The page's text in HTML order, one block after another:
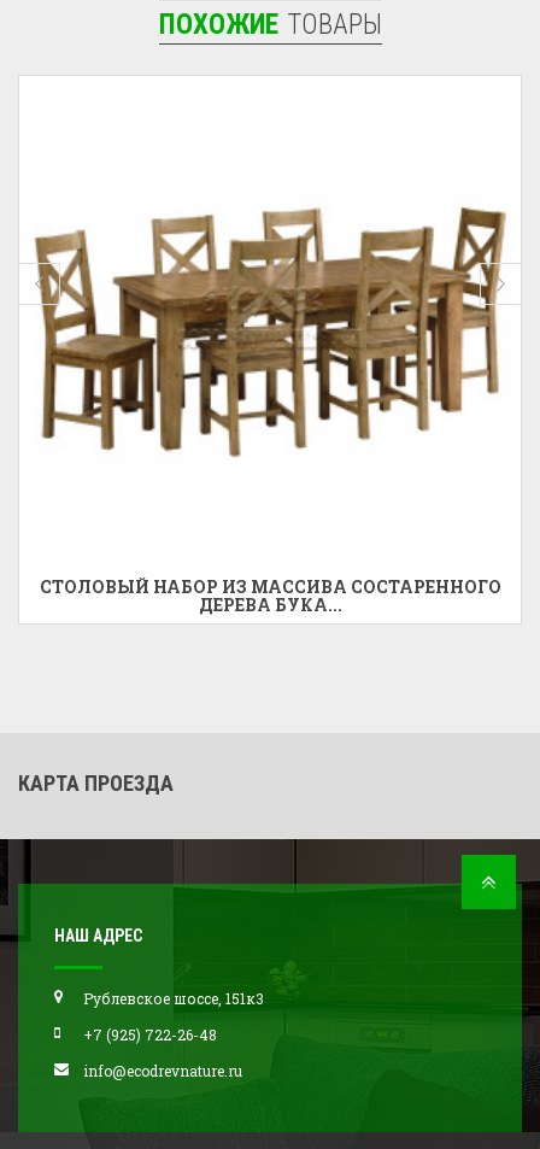
ПОХОЖИЕ ТОВАРЫ
СТОЛОВЫЙ НАБОР ИЗ МАССИВА СОСТАРЕННОГО
ДЕРЕВА БУКА...
КАРТА ПРОЕЗДА
НАШ АДРЕС
Рублевское шоссе, 151к3
+7 (925) 722-26-48
info@ecodrevnature.ru